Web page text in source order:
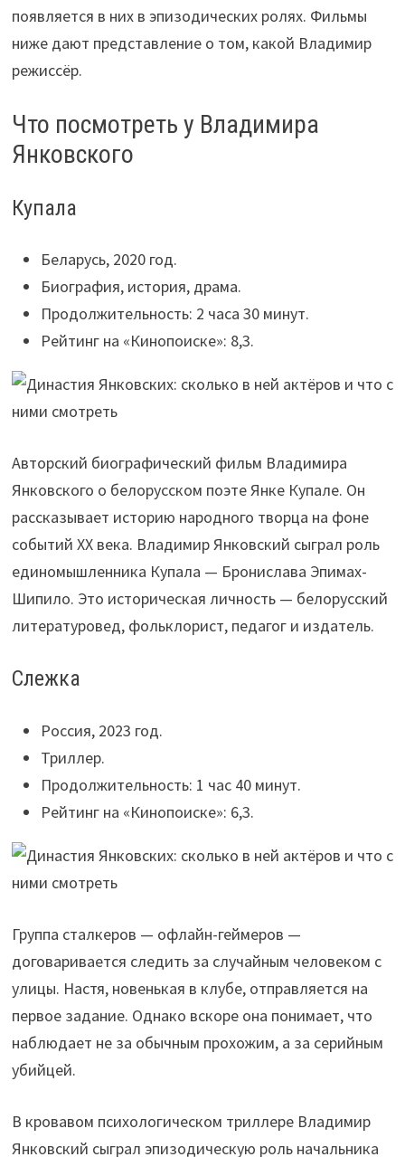
появляется в них в эпизодических ролях. Фильмы
ниже дают представление о том, какой Владимир
режиссёр.
Что посмотреть у Владимира
Янковского
Купала
Беларусь, 2020 год.
Биография, история, драма.
Продолжительность: 2 часа 30 минут.
Рейтинг на «Кинопоиске»: 8,3.
Авторский биографический фильм Владимира
Янковского о белорусском поэте Янке Купале. Он
рассказывает историю народного творца на фоне
событий XX века. Владимир Янковский сыграл роль
единомышленника Купала — Бронислава Эпимах-
Шипило. Это историческая личность — белорусский
литературовед, фольклорист, педагог и издатель.
Слежка
Россия, 2023 год.
Триллер.
Продолжительность: 1 час 40 минут.
Рейтинг на «Кинопоиске»: 6,3.
Группа сталкеров — офлайн-геймеров —
договаривается следить за случайным человеком с
улицы. Настя, новенькая в клубе, отправляется на
первое задание. Однако вскоре она понимает, что
наблюдает не за обычным прохожим, а за серийным
убийцей.
В кровавом психологическом триллере Владимир
Янковский сыграл эпизодическую роль начальника